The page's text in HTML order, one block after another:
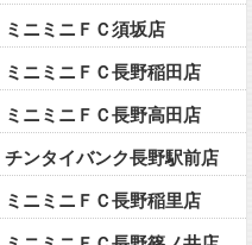
ミニミニＦＣ須坂店
ミニミニＦＣ長野稲田店
ミニミニＦＣ長野高田店
チンタイバンク長野駅前店
ミニミニＦＣ長野稲里店